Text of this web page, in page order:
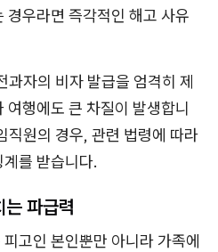
경우라면 즉각적인 해고 사유
과자의 비자 발급을 엄격히 제
행에도 큰 차질이 발생합니
직원의 경우, 관련 법령에 따라
를 받습니다.
파급력
고인 본인뿐만 아니라 가족에